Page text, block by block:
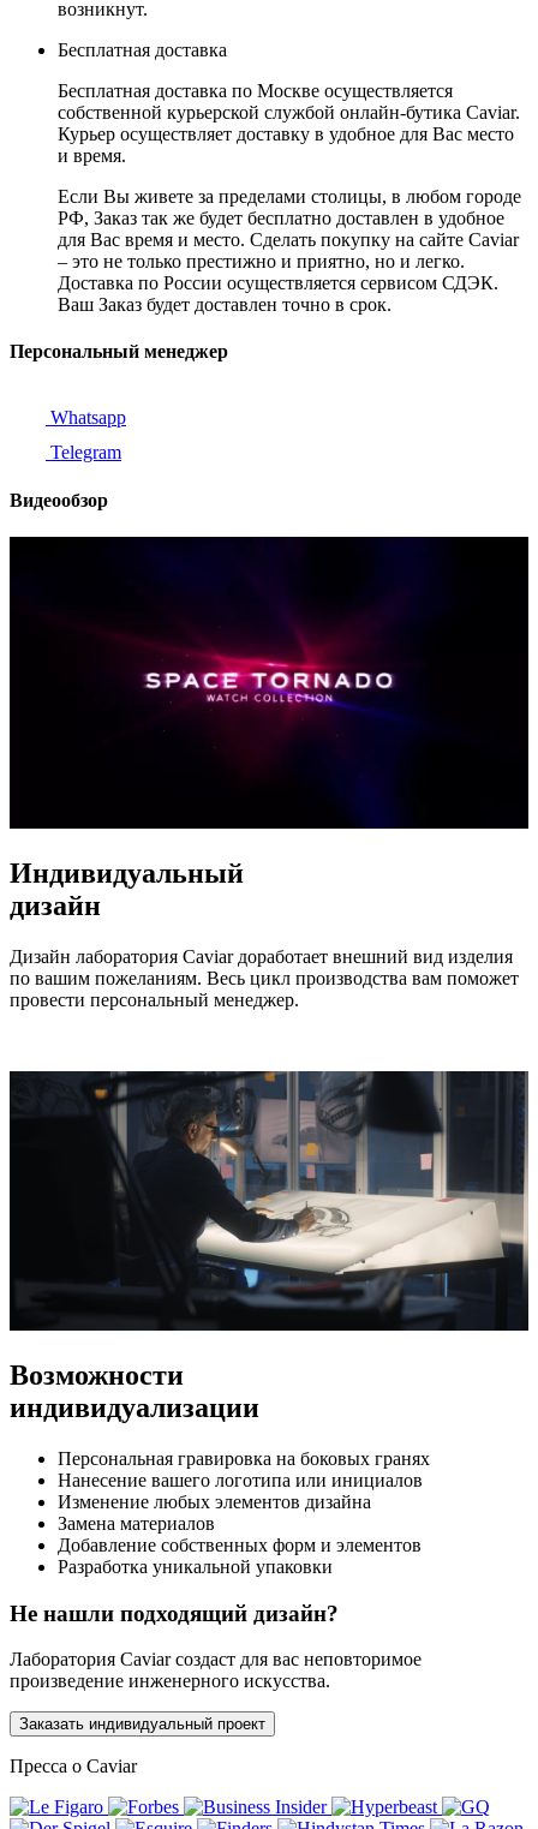
возникнут.
Бесплатная доставка
Бесплатная доставка по Москве осуществляется
собственной курьерской службой онлайн-бутика Caviar.
Курьер осуществляет доставку в удобное для Вас место
и время.
Если Вы живете за пределами столицы, в любом городе
РФ, Заказ так же будет бесплатно доставлен в удобное
для Вас время и место. Сделать покупку на сайте Caviar
– это не только престижно и приятно, но и легко.
Доставка по России осуществляется сервисом СДЭК.
Ваш Заказ будет доставлен точно в срок.
Персональный менеджер
Whatsapp
Telegram
Видеообзор
Индивидуальный
дизайн
Дизайн лаборатория Caviar доработает внешний вид изделия
по вашим пожеланиям. Весь цикл производства вам поможет
провести персональный менеджер.
Возможности
индивидуализации
Персональная гравировка на боковых гранях
Нанесение вашего логотипа или инициалов
Изменение любых элементов дизайна
Замена материалов
Добавление собственных форм и элементов
Разработка уникальной упаковки
Не нашли подходящий дизайн?
Лаборатория Caviar создаст для вас неповторимое
произведение инженерного искусства.
Заказать индивидуальный проект
Пресса о Caviar